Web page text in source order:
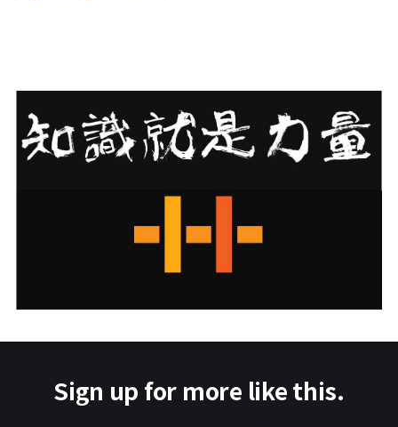
Sign up for more like this.